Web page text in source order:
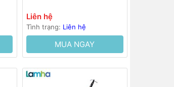
Liên hệ
Tình trạng: Liên hệ
MUA NGAY